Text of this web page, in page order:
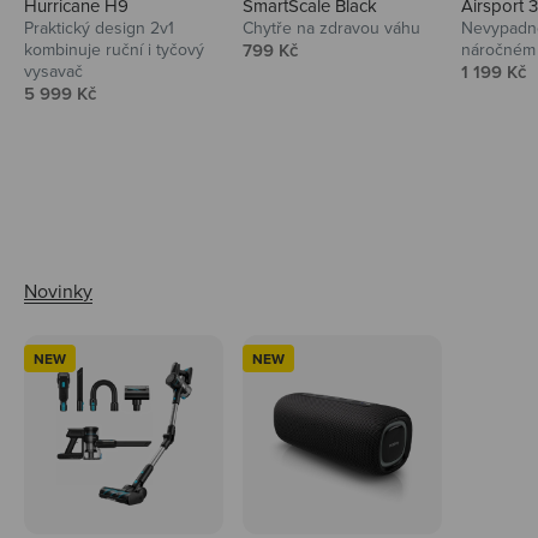
Hurricane H9
Praktický design 2v1
kombinuje ruční i tyčový
vysavač
Prodejní cena
5 999 Kč
SmartScale Black
Chytře na zdravou váhu
Prodejní cena
799 Kč
Airsport
Prodejní
1 199 Kč
NEW NEW